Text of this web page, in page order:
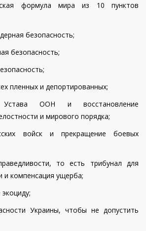
формула мира из 10 пунктов
безопасность;
безопасность;
пленных и депортированных;
ООН и восстановление
и мирового порядка;
войск и прекращение боевых
то есть трибунал для
и компенсация ущерба;
Украины, чтобы не допустить